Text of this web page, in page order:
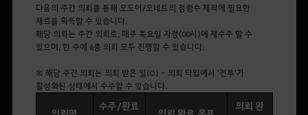
다음의 주간 의뢰를 통해 오도어/오네트의 정령수 제작에 필요한
재료를 획득할 수 있습니다.
해당 의뢰는 주간 의뢰로, 매주 목요일 자정(00시)에 재수주 할 수
있으며, 한 주에 6종 의뢰 모두 진행할 수 있습니다.
※ 해당 주간 의뢰는 의뢰 받은 일(O) - 의뢰 타입에서 '전투'가
활성화된 상태에서 수주할 수 있습니다.
수주/완료
의뢰 완